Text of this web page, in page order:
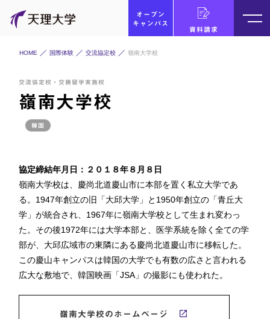
オープン
キャンパス
資料請求
HOME 国際体験 交流協定校 嶺南大学校
交流協定校・交換留学実施校
嶺南大学校
韓国
協定締結年月日：２０１８年８月８日
嶺南大学校は、慶尚北道慶山市に本部を置く私立大学であ
る。1947年創立の旧「大邱大学」と1950年創立の「青丘大
学」が統合され、1967年に嶺南大学校として生まれ変わっ
た。その後1972年には大学本部と、医学系統を除く全ての学
部が、大邱広域市の東隣にある慶尚北道慶山市に移転した。
この慶山キャンパスは韓国の大学でも有数の広さと言われる
広大な敷地で、韓国映画「JSA」の撮影にも使われた。
嶺南大学校のホームページ